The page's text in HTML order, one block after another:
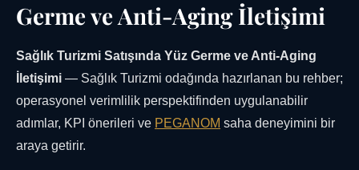
Germe ve Anti-Aging İletişimi
Sağlık Turizmi Satışında Yüz Germe ve Anti-Aging
İletişimi — Sağlık Turizmi odağında hazırlanan bu rehber;
operasyonel verimlilik perspektifinden uygulanabilir
adımlar, KPI önerileri ve PEGANOM saha deneyimini bir
araya getirir.